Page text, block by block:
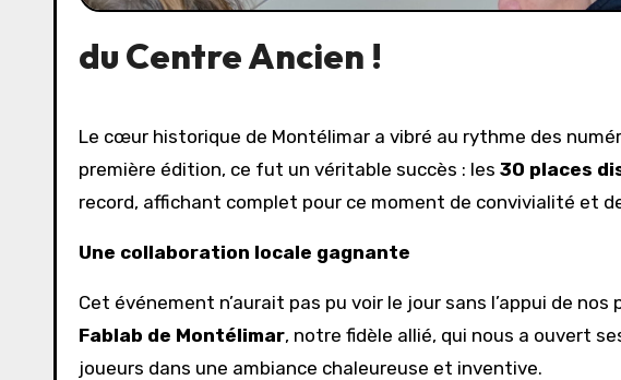
du Centre Ancien !
Le cœur historique de Montélimar a vibré au rythme des
première édition, ce fut un véritable succès : les 30 places
record, affichant complet pour ce moment de convivialité et
Une collaboration locale gagnante
Cet événement n’aurait pas pu voir le jour sans l’appui de
Fablab de Montélimar, notre fidèle allié, qui nous a ouvert
joueurs dans une ambiance chaleureuse et inventive.